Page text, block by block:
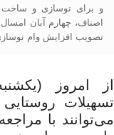
و برای نوسازی و ساخت
اصناف، چهارم آبان
تصویب افزایش وام